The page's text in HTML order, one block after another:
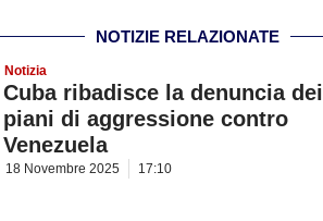
NOTIZIE RELAZIONATE
Notizia
Cuba ribadisce la denuncia dei
piani di aggressione contro
Venezuela
18 Novembre 2025 17:10